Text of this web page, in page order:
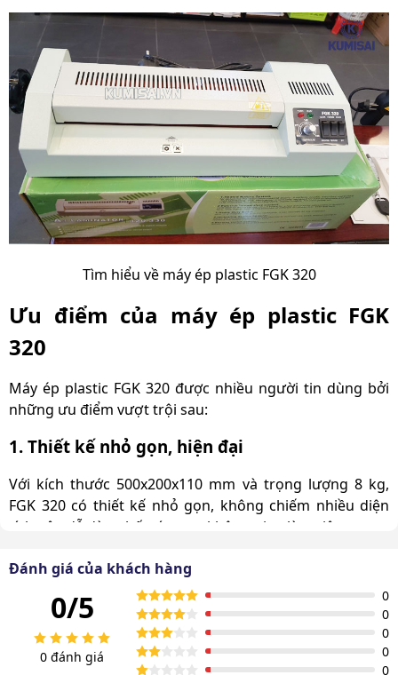
Tìm hiểu về máy ép plastic FGK 320
Ưu điểm của máy ép plastic FGK
320
Máy ép plastic FGK 320 được nhiều người tin dùng bởi
những ưu điểm vượt trội sau:
1. Thiết kế nhỏ gọn, hiện đại
Với kích thước 500x200x110 mm và trọng lượng 8 kg,
FGK 320 có thiết kế nhỏ gọn, không chiếm nhiều diện
tích nên dễ dàng bố trí trong không gian làm việc.
Đánh giá của khách hàng
0/5
0 đánh giá
0
0
0
0
0